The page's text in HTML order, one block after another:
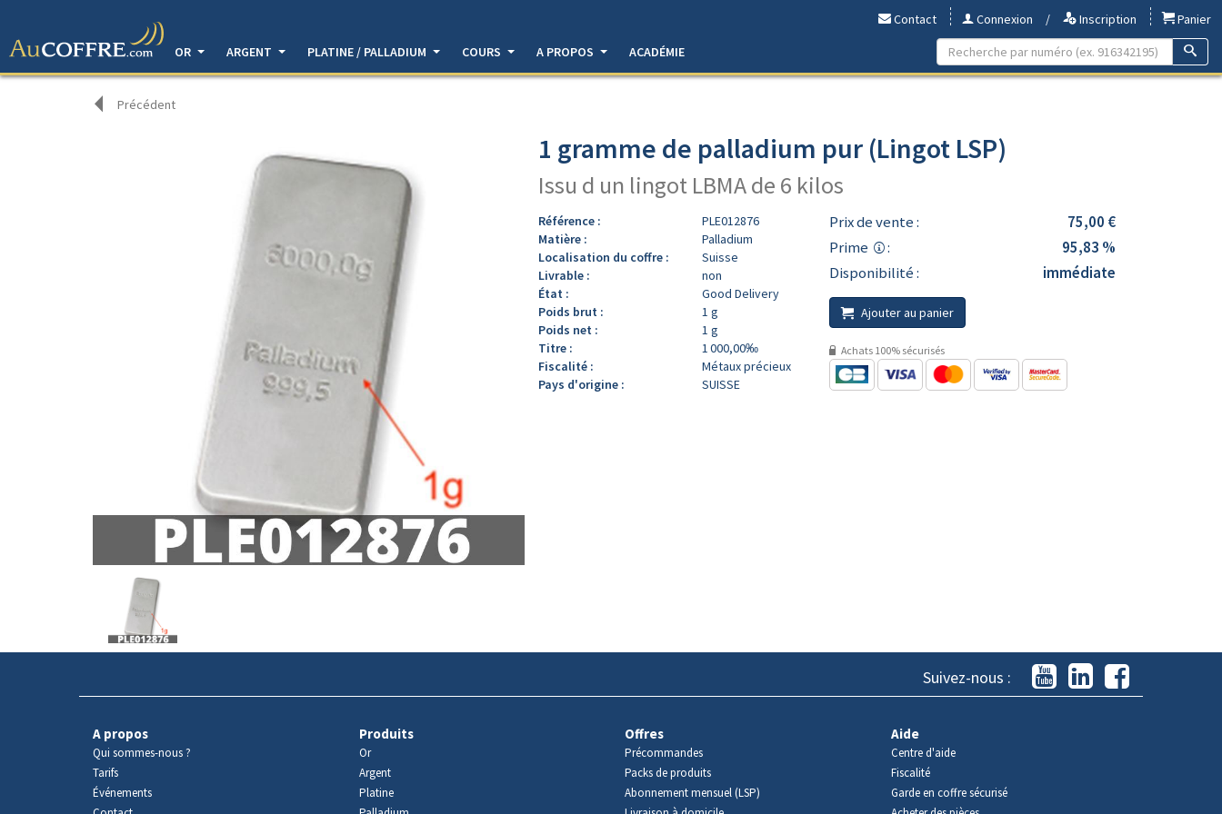
Contact Connexion / Inscription
Panier
OR
ARGENT PLATINE / PALLADIUM COURS A PROPOS ACADÉMIE
Précédent
produit
1 gramme de palladium pur (Lingot LSP)
Issu d un lingot LBMA de 6 kilos
Référence :
PLE012876
Matière :
Palladium
Localisation du coffre :
Suisse
Livrable :
non
État :
Good Delivery
Poids brut :
1 g
Poids net :
1 g
Titre :
1 000,00‰
Fiscalité :
Métaux précieux
Pays d'origine :
SUISSE
Prix de vente :
75,00 €
Prime
:
95,83 %
Disponibilité :
immédiate
Ajouter au panier
Achats 100% sécurisés
Suivez-nous :
A propos
Qui sommes-nous ?
Tarifs
Événements
Produits
Or
Argent
Platine
Offres
Précommandes
Packs de produits
Abonnement mensuel (LSP)
Aide
Centre d'aide
Fiscalité
Garde en coffre sécurisé